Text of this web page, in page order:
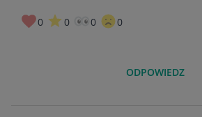
0 0 0 0
ODPOWIEDZ